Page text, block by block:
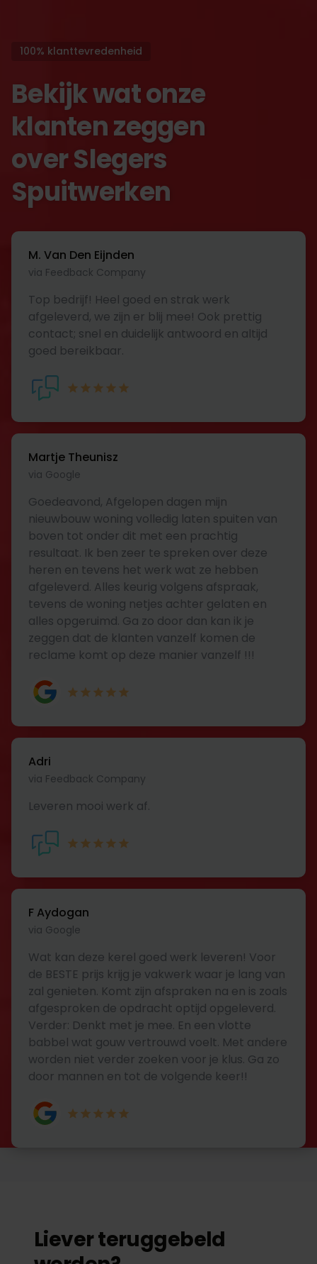
100% klanttevredenheid
Bekijk wat onze
klanten zeggen
over Slegers
Spuitwerken
M. Van Den Eijnden
via Feedback Company
Top bedrijf! Heel goed en strak werk
afgeleverd, we zijn er blij mee! Ook prettig
contact; snel en duidelijk antwoord en altijd
goed bereikbaar.
Martje Theunisz
via Google
Goedeavond, Afgelopen dagen mijn
nieuwbouw woning volledig laten spuiten van
boven tot onder dit met een prachtig
resultaat. Ik ben zeer te spreken over deze
heren en tevens het werk wat ze hebben
afgeleverd. Alles keurig volgens afspraak,
tevens de woning netjes achter gelaten en
alles opgeruimd. Ga zo door dan kan ik je
zeggen dat de klanten vanzelf komen de
reclame komt op deze manier vanzelf !!!
Adri
via Feedback Company
Leveren mooi werk af.
F Aydogan
via Google
Wat kan deze kerel goed werk leveren! Voor
de BESTE prijs krijg je vakwerk waar je lang van
zal genieten. Komt zijn afspraken na en is zoals
afgesproken de opdracht optijd opgeleverd.
Verder: Denkt met je mee. En een vlotte
babbel wat gouw vertrouwd voelt. Met andere
worden niet verder zoeken voor je klus. Ga zo
door mannen en tot de volgende keer!!
Liever teruggebeld